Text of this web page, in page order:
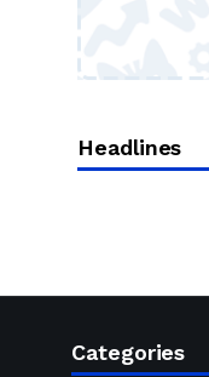
Headlines
Categories